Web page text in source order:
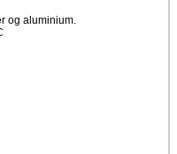
og aluminium.